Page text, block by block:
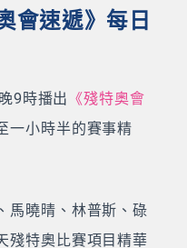
會速遞》每日
9時播出 《殘特奧會
一小時半的賽事精
馬曉晴、林普斯、碌
殘特奧比賽項目精華